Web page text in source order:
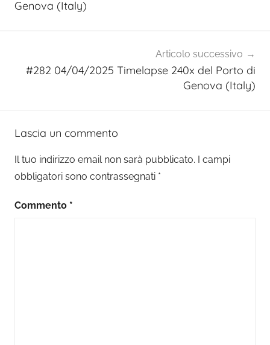
Genova (Italy)
Articolo successivo
#282 04/04/2025 Timelapse 240x del Porto di
Genova (Italy)
Lascia un commento
Il tuo indirizzo email non sarà pubblicato. I campi
obbligatori sono contrassegnati *
Commento *